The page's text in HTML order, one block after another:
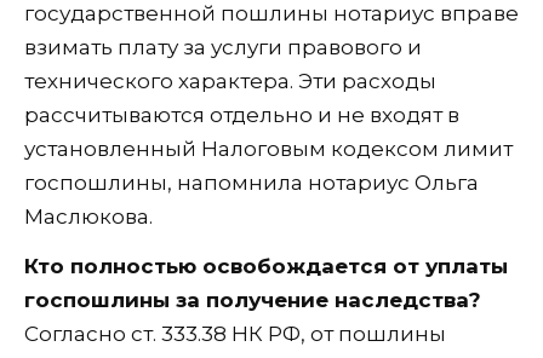
государственной пошлины нотариус вправе
взимать плату за услуги правового и
технического характера. Эти расходы
рассчитываются отдельно и не входят в
установленный Налоговым кодексом лимит
госпошлины, напомнила нотариус Ольга
Маслюкова.
Кто полностью освобождается от уплаты
госпошлины за получение наследства?
Согласно ст. 333.38 НК РФ, от пошлины